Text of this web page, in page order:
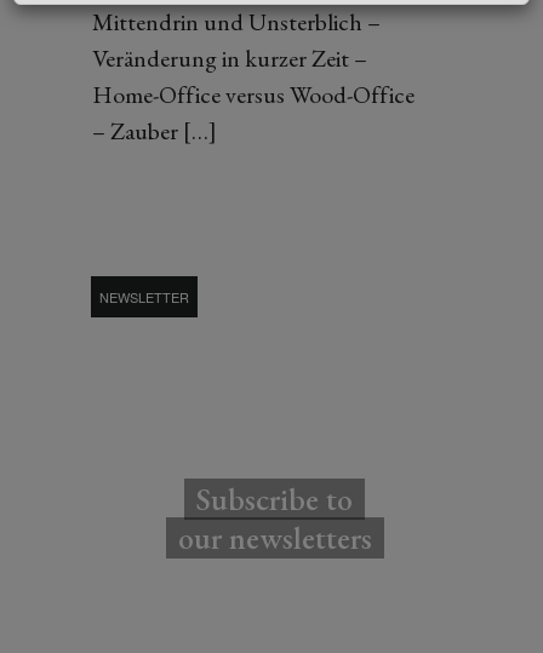
Mittendrin und Unsterblich –
Veränderung in kurzer Zeit –
Home-Office versus Wood-Office
– Zauber […]
NEWSLETTER
Subscribe to
our newsletters